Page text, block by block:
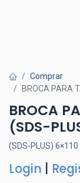
Comprar
BROCA PARA
BROCA
(SDS-
(SDS-PLUS) 6×110
Login